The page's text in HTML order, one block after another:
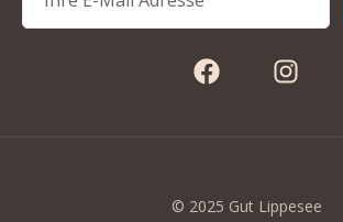
© 2025 Gut Lippesee
BBQ